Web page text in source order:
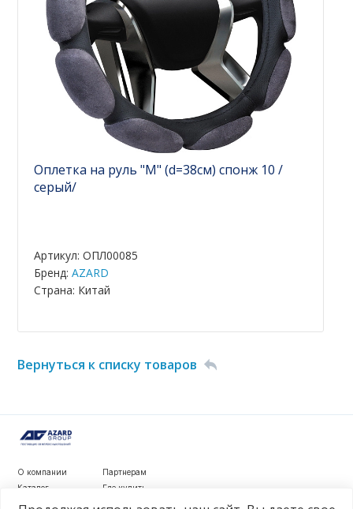
Оплетка на руль "M" (d=38см) спонж 10 /
серый/
Артикул: ОПЛ00085
Бренд:AZARD
Страна: Китай
Вернуться к списку товаров
О компании
Каталог
Новости
Партнерам
Где купить